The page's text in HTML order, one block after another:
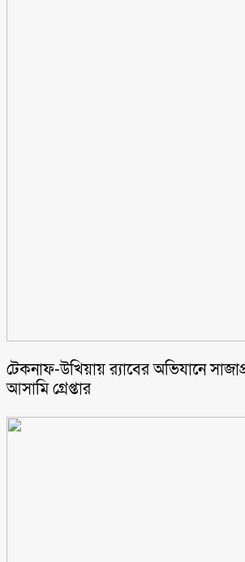
টেকনাফ-উখিয়ায় র‌্যাবের অভিযানে
আসামি গ্রেপ্তার